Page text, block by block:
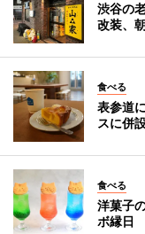
渋谷の
改装、
食べる
表参道
スに併
食べる
洋菓子
ボ縁日